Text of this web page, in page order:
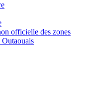
officielle des zones